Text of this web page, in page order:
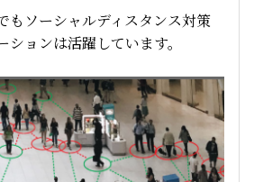
もソーシャルディスタンス対策
ョンは活躍しています。